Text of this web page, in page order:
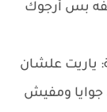
بس أرجوك
ياريت علشان
جوايا ومفيش